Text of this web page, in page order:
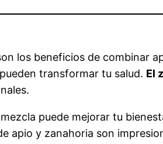
los beneficios de combinar
transformar tu salud. El
puede mejorar tu
apio y zanahoria son